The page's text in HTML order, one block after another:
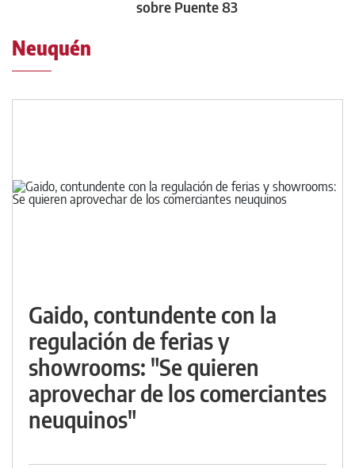
sobre Puente 83
Neuquén
Gaido, contundente con la
regulación de ferias y
showrooms: "Se quieren
aprovechar de los comerciantes
neuquinos"